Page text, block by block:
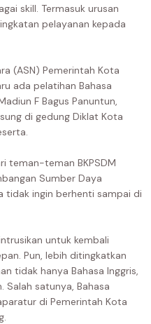
skill. Termasuk urusan
pelayanan kepada
(ASN) Pemerintah Kota
ada pelatihan Bahasa
F Bagus Panuntun,
di gedung Diklat Kota
teman-teman BKPSDM
Sumber Daya
tidak ingin berhenti sampai di
untuk kembali
Pun, lebih ditingkatkan
tidak hanya Bahasa Inggris,
Salah satunya, Bahasa
di Pemerintah Kota